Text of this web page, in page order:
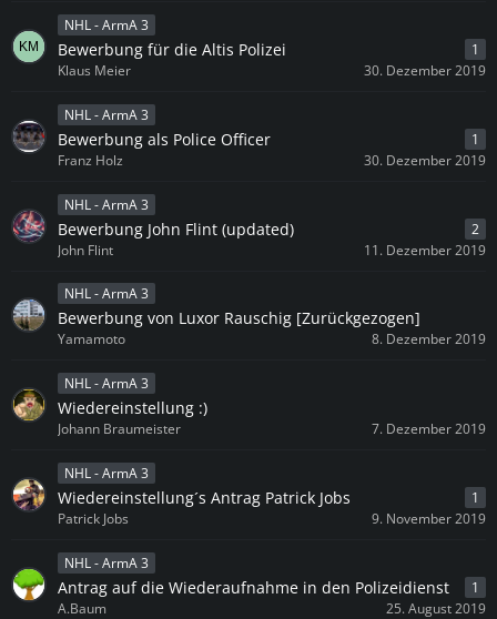
NHL - ArmA 3
Bewerbung für die Altis Polizei
1
Klaus Meier
30. Dezember 2019
NHL - ArmA 3
Bewerbung als Police Officer
1
Franz Holz
30. Dezember 2019
NHL - ArmA 3
Bewerbung John Flint (updated)
2
John Flint
11. Dezember 2019
NHL - ArmA 3
Bewerbung von Luxor Rauschig [Zurückgezogen]
Yamamoto 8. Dezember 2019
NHL - ArmA 3
Wiedereinstellung :)
Johann Braumeister 7. Dezember 2019
NHL - ArmA 3
Wiedereinstellung´s Antrag Patrick Jobs
1
Patrick Jobs
9. November 2019
NHL - ArmA 3
Antrag auf die Wiederaufnahme in den Polizeidienst
1
A.Baum
25. August 2019